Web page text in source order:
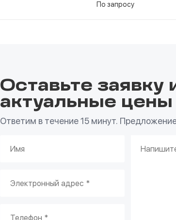
По запросу
Оставьте заявку
актуальные
Ответим в течение 15 минут.